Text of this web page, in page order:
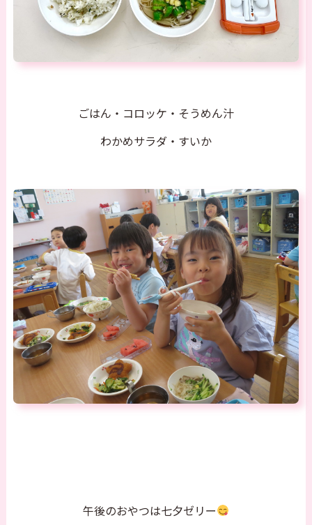
ごはん・コロッケ・そうめん汁
わかめサラダ・すいか
午後のおやつは七夕ゼリー